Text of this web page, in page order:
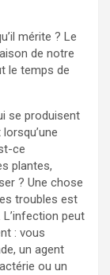
mérite ? Le
de notre
le temps de
se produisent
ce
plantes,
? Une chose
troubles est
L’infection peut
: vous
un agent
ou un